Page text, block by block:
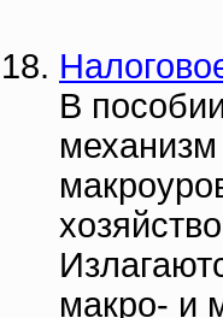
В
макро- и